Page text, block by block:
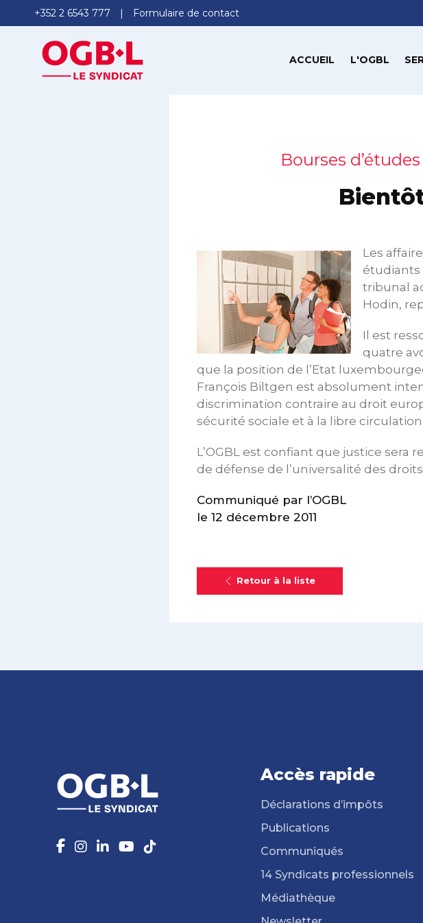
+352 2 6543 777 Formulaire de contact
ACCUEIL L'OGBL
Bourses
Les
étudiants
tribunal
Hodin,
Il est
quatre
que la position de l’Etat
François Biltgen est absolument
discrimination contraire au droit
sécurité sociale et à la libre
L’OGBL est confiant que justice
de défense de l’universalité des
Communiqué par l’OGBL
le 12 décembre 2011
Retour à la liste
Accès rapide
Déclarations d’impôts
Publications
Communiqués
14 Syndicats professionnels
Médiathèque